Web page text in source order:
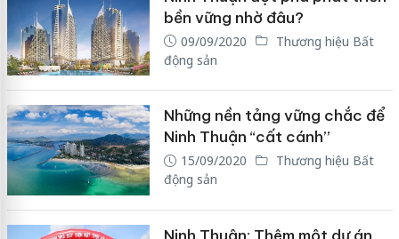
bền vững nhờ đâu?
09/09/2020
Thương hiệu Bất
động sản
Những nền tảng vững chắc để
Ninh Thuận “cất cánh”
15/09/2020
Thương hiệu Bất
động sản